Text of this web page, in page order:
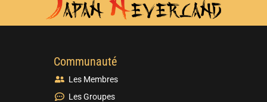
Communauté
Les Membres
Les Groupes